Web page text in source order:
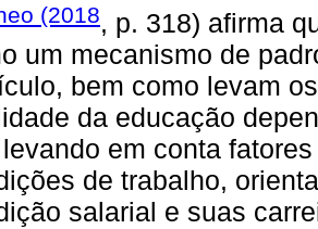
(2018, p. 318) afirma
um mecanismo de
bem como levam
da educação
em conta
de trabalho,
salarial e suas